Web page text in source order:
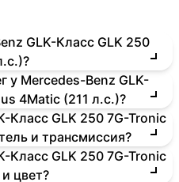
GLK-Класс GLK 250
у Mercedes-Benz GLK-
4Matic (211 л.с.)?
Класс GLK 250 7G-Tronic
и трансмиссия?
Класс GLK 250 7G-Tronic
цвет?